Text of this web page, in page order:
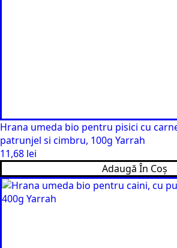
Hrana umeda bio pentru pisici cu
patrunjel si cimbru, 100g Yarrah
11,68 lei
Adaugă În Coș